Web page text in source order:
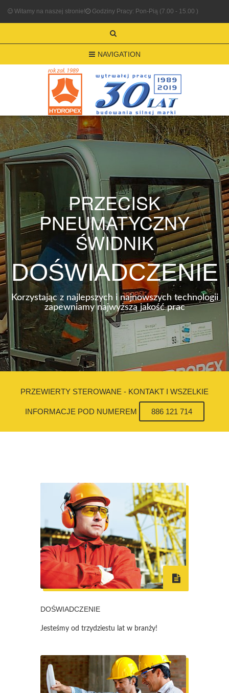
Witamy na naszej stronie! Godziny Pracy: Pon-Pią (7.00 - 15.00 )
NAVIGATION
PRZECISK
PNEUMATYCZNY
ŚWIDNIK
DOŚWIADCZENIE
Korzystając z najlepszych i najnowszych technologii
zapewniamy najwyższą jakość prac
PRZEWIERTY STEROWANE - KONTAKT I WSZELKIE
INFORMACJE POD NUMEREM 886 121 714
DOŚWIADCZENIE
Jesteśmy od trzydziestu lat w branży!